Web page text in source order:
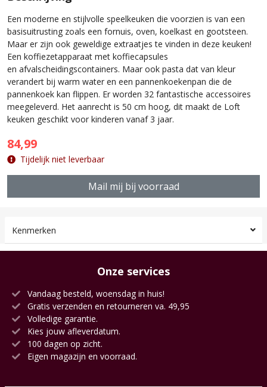
Een moderne en stijlvolle speelkeuken die voorzien is van een
basisuitrusting zoals een fornuis, oven, koelkast en gootsteen.
Maar er zijn ook geweldige extraatjes te vinden in deze keuken!
Een koffiezetapparaat met koffiecapsules
en afvalscheidingscontainers. Maar ook pasta dat van kleur
verandert bij warm water en een pannenkoekenpan die de
pannenkoek kan flippen. Er worden 32 fantastische accessoires
meegeleverd. Het aanrecht is 50 cm hoog, dit maakt de Loft
keuken geschikt voor kinderen vanaf 3 jaar.
84,99
Tijdelijk niet leverbaar
Mail mij bij voorraad
Kenmerken
Onze services
Vandaag besteld, woensdag in huis!
Gratis verzenden en retourneren va. 49,95
Volledige garantie.
Kies jouw afleverdatum.
100 dagen op zicht.
Eigen magazijn en voorraad.